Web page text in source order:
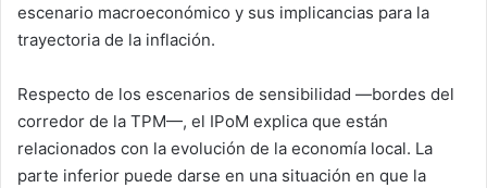
escenario macroeconómico y sus implicancias para la
trayectoria de la inflación.
Respecto de los escenarios de sensibilidad —bordes del
corredor de la TPM—, el IPoM explica que están
relacionados con la evolución de la economía local. La
parte inferior puede darse en una situación en que la